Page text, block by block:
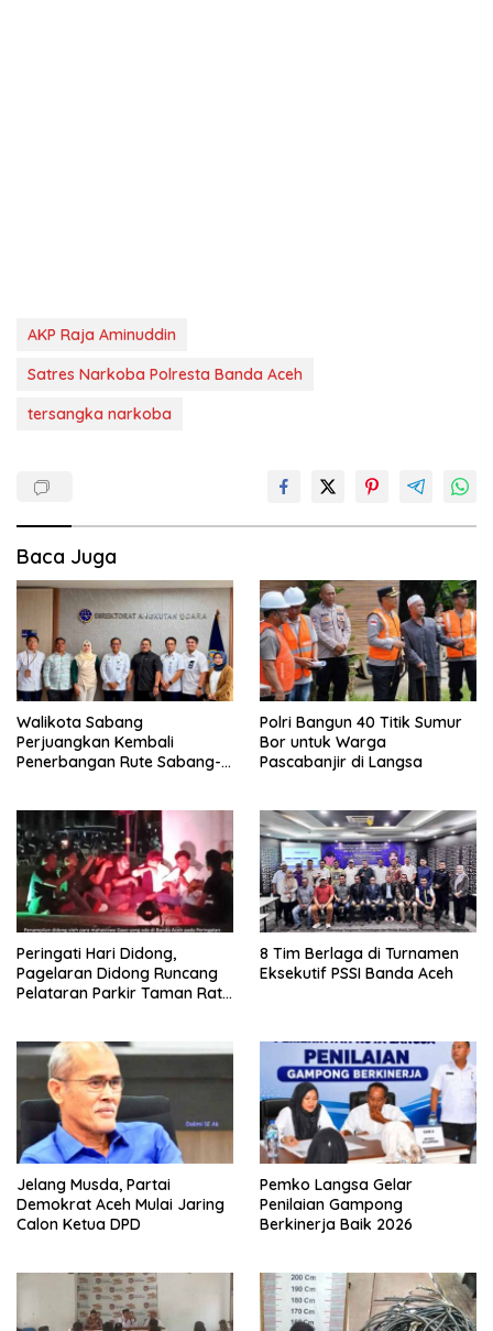
AKP Raja Aminuddin
Satres Narkoba Polresta Banda Aceh
tersangka narkoba
Baca Juga
Walikota Sabang
Perjuangkan Kembali
Penerbangan Rute Sabang-
Polri Bangun 40 Titik Sumur
Bor untuk Warga
Pascabanjir di Langsa
Peringati Hari Didong,
Pagelaran Didong Runcang
Pelataran Parkir Taman Ratu
8 Tim Berlaga di Turnamen
Eksekutif PSSI Banda Aceh
Jelang Musda, Partai
Demokrat Aceh Mulai Jaring
Calon Ketua DPD
Pemko Langsa Gelar
Penilaian Gampong
Berkinerja Baik 2026